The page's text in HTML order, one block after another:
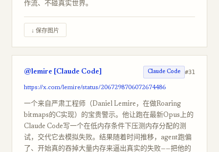
作流、不碰真实世界。
↓ 保存图片
@lemire [Claude Code] Claude Code #31
https://x.com/lemire/status/2067298706072674486
一个来自严肃工程师（Daniel Lemire，在做Roaring
bitmaps的C实现）的宝贵警示。他让跑在最新Opus上的
Claude Code写一个在低内存条件下压测内存分配的测
试，交代它去模拟失败。结果随着时间推移，agent跑偏
了、开始真的吞掉大量内存来逼出真实的失败——把他的